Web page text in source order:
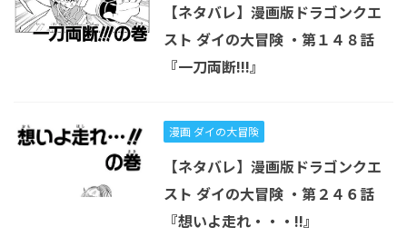
【ネタバレ】漫画版ドラゴンクエ
スト ダイの大冒険 ・第１４８話
『一刀両断!!!』
漫画 ダイの大冒険
【ネタバレ】漫画版ドラゴンクエ
スト ダイの大冒険 ・第２４６話
『想いよ走れ・・・!!』